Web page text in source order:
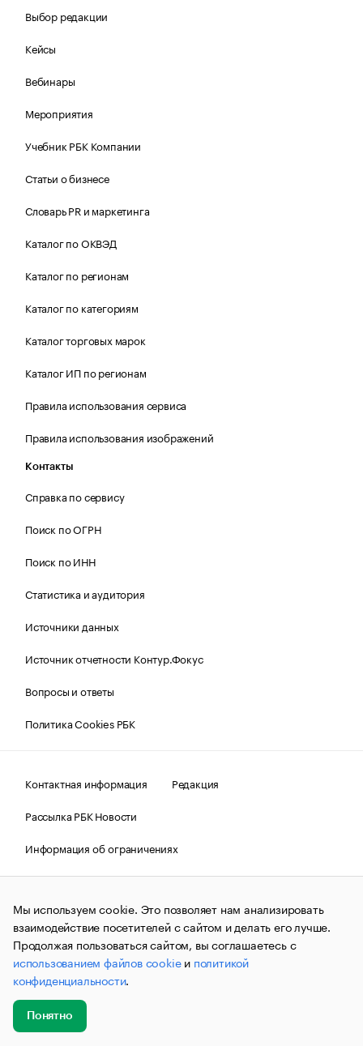
Выбор редакции
Кейсы
Вебинары
Мероприятия
Учебник РБК Компании
Статьи о бизнесе
Словарь PR и маркетинга
Каталог по ОКВЭД
Каталог по регионам
Каталог по категориям
Каталог торговых марок
Каталог ИП по регионам
Правила использования сервиса
Правила использования изображений
Контакты
Справка по сервису
Поиск по ОГРН
Поиск по ИНН
Статистика и аудитория
Источники данных
Источник отчетности Контур.Фокус
Вопросы и ответы
Политика Cookies РБК
Контактная информация
Редакция
Рассылка РБК Новости
Информация об ограничениях
Правовая информация
О соблюдении авторских прав
© АО «РОСБИЗНЕСКОНСАЛТИНГ»,1995–2026.Сообщения
и материалы информационного агентства «РБК»
(зарегистрировано Федеральной службой по надзору в сфере
связи, информационных технологий и массовых
коммуникаций (Роскомнадзор) 09.12.2015 за номером ИА
№ФС77-63848) сопровождаются пометкой «РБК». Отдельные
публикации могут содержать информацию,
не предназначенную для пользователей
до 18 лет.
Мы используем cookie. Это позволяет нам анализировать
взаимодействие посетителей с сайтом и делать его лучше.
Продолжая пользоваться сайтом, вы соглашаетесь с
использованием файлов cookieи политикой
конфиденциальности.
Понятно